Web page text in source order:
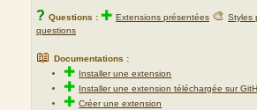
? Questions : ✚ Extensions présentées 🎨 Styles
questions
📖 Documentations :
✚ Installer une extension
✚ Installer une extension téléchargée sur
✚Créer une extension